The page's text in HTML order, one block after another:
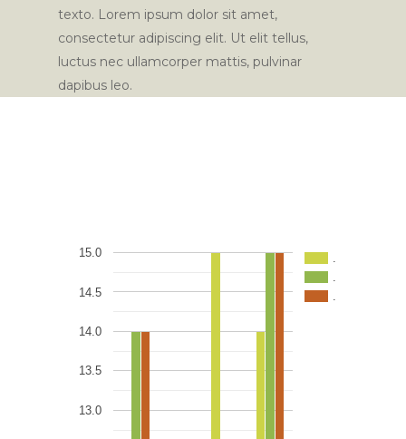
texto. Lorem ipsum dolor sit amet,
consectetur adipiscing elit. Ut elit tellus,
luctus nec ullamcorper mattis, pulvinar
dapibus leo.
.
.
.
13.0
13.5
14.0
14.5
15.0